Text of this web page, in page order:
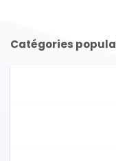
Catégories